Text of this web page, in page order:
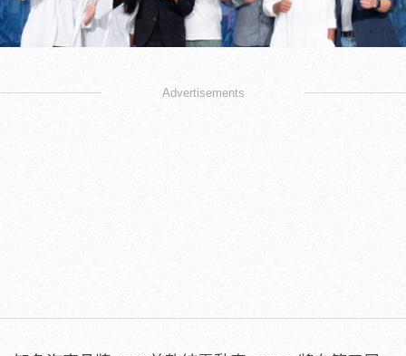
Advertisements